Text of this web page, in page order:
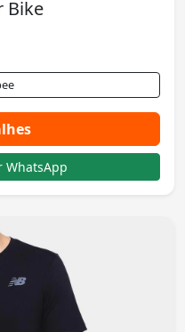
Bike